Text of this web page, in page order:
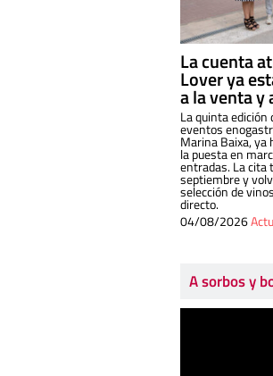
La cuenta
Lover ya
a la venta
La quinta edición
eventos
Marina Baixa, ya
la puesta en
entradas. La cita
septiembre y
selección de
directo.
04/08/2026
A sorbos y